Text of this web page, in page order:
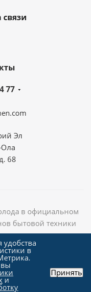
связи
77
Эл
Ола
68
в официальном
бытовой техники
в
вы
и
Принять